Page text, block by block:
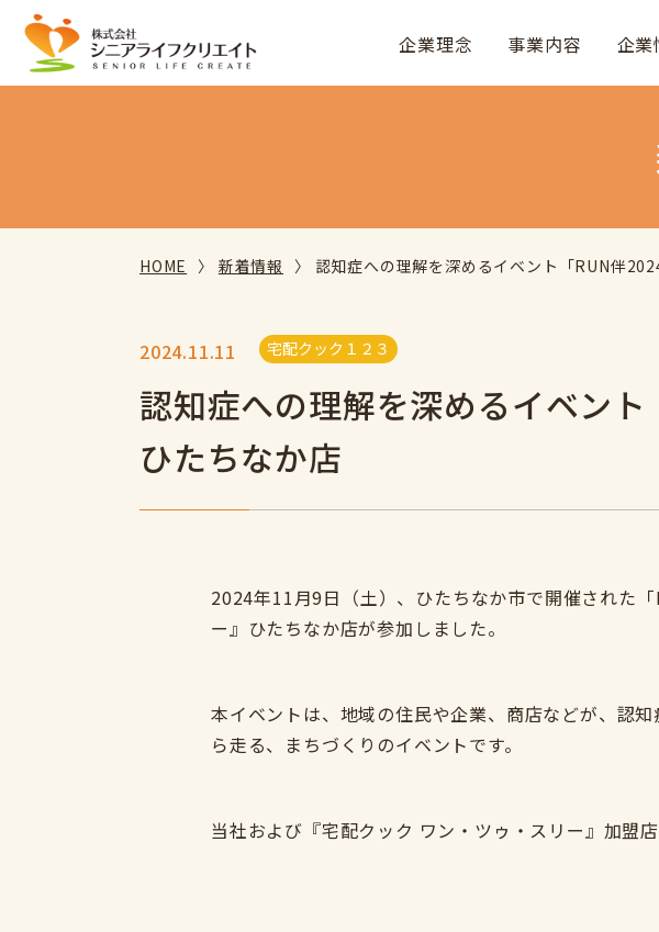
企業理念 事業内容 企業
HOME 新着情報 認知症への理解を深めるイベント「RUN伴
2024.11.11 宅配クック１２３
認知症への理解を深めるイベン
ひたちなか店
2024年11月9日（土）、ひたちなか市で開催された
ー』ひたちなか店が参加しました。
本イベントは、地域の住民や企業、商店などが、認
ら走る、まちづくりのイベントです。
当社および『宅配クック ワン・ツゥ・スリー』加盟